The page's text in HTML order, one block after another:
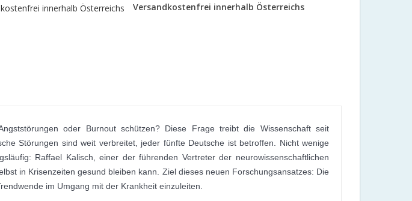
Versandkostenfrei innerhalb Österreichs
oder Burnout schützen? Diese Frage treibt die Wissenschaft seit
Störungen sind weit verbreitet, jeder fünfte Deutsche ist betroffen. Nicht wenige
Raffael Kalisch, einer der führenden Vertreter der neurowissenschaftlichen
in Krisenzeiten gesund bleiben kann. Ziel dieses neuen Forschungsansatzes: Die
im Umgang mit der Krankheit einzuleiten.